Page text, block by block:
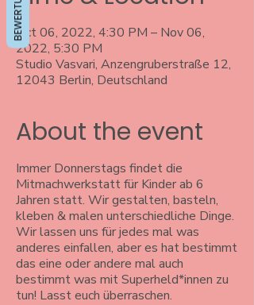
Oct 06, 2022, 4:30 PM – Nov 06,
2022, 5:30 PM
Studio Vasvari, Anzengruberstraße 12,
12043 Berlin, Deutschland
About the event
Immer Donnerstags findet die
Mitmachwerkstatt für Kinder ab 6
Jahren statt. Wir gestalten, basteln,
kleben & malen unterschiedliche Dinge.
Wir lassen uns für jedes mal was
anderes einfallen, aber es hat bestimmt
das eine oder andere mal auch
bestimmt was mit Superheld*innen zu
tun! Lasst euch überraschen.